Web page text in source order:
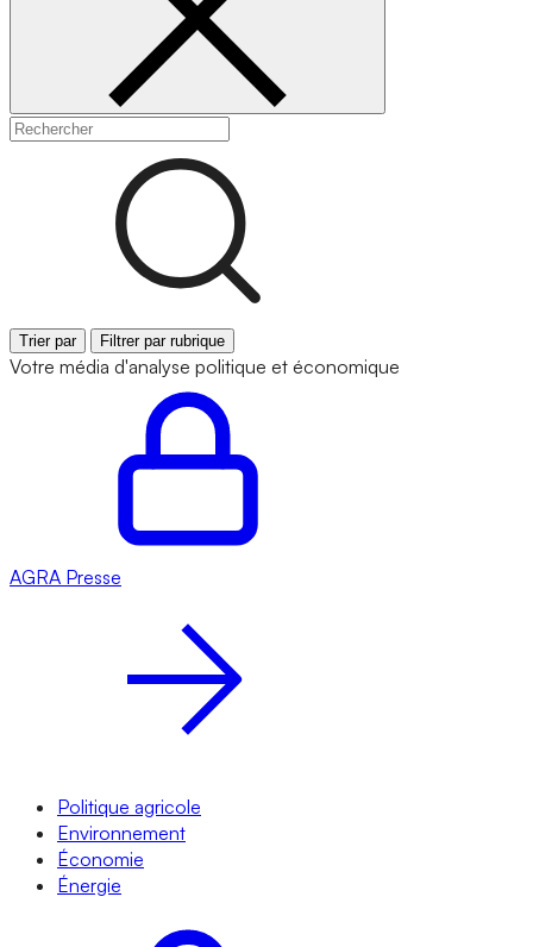
Trier par Filtrer par rubrique
Votre média d'analyse politique et économique
AGRA Presse
Politique agricole
Environnement
Économie
Énergie